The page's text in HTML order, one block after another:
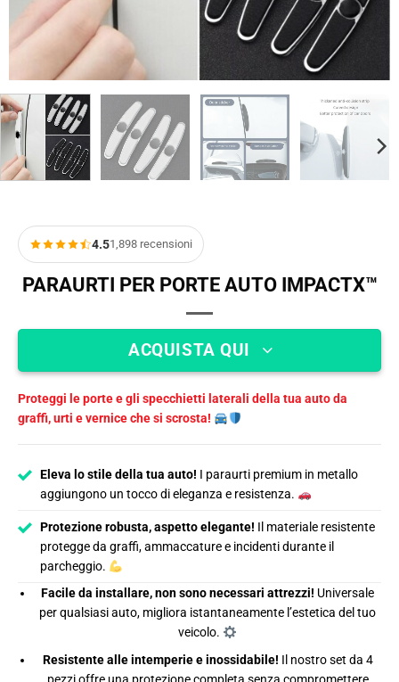
4.51,898 recensioni
PARAURTI PER PORTE AUTO IMPACTX™
ACQUISTA QUI
Proteggi le porte e gli specchietti laterali della tua auto da
graffi, urti e vernice che si scrosta!
Eleva lo stile della tua auto! I paraurti premium in metallo
aggiungono un tocco di eleganza e resistenza.
Protezione robusta, aspetto elegante! Il materiale resistente
protegge da graffi, ammaccature e incidenti durante il
parcheggio.
Facile da installare, non sono necessari attrezzi! Universale
per qualsiasi auto, migliora istantaneamente l’estetica del tuo
veicolo.
Resistente alle intemperie e inossidabile! Il nostro set da 4